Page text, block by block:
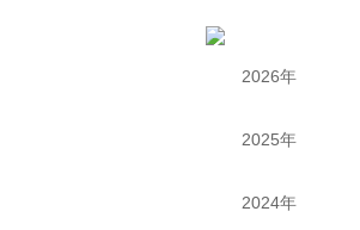
2026年
2025年
2024年